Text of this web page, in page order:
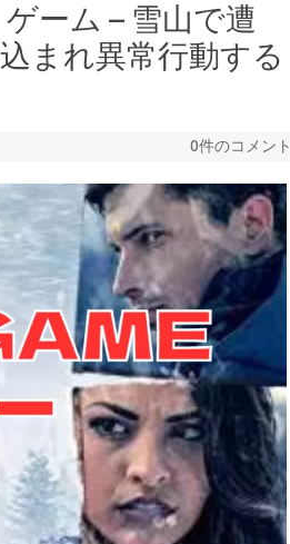
ーム – 雪山で遭
まれ異常行動する
0件のコメント